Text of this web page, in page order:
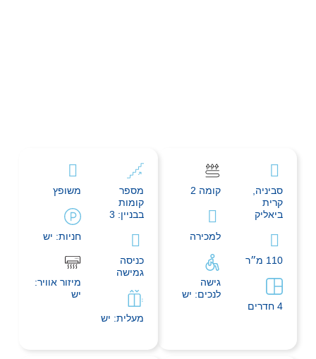
סביניה,
קרית
ביאליק
110 מ״ר
4 חדרים
קומה 2
למכירה
גישה
לנכים: יש
מספר
קומות
בבניין: 3
כניסה
גמישה
מעלית: יש
משופץ
חניות: יש
מיזור אוויר:
יש